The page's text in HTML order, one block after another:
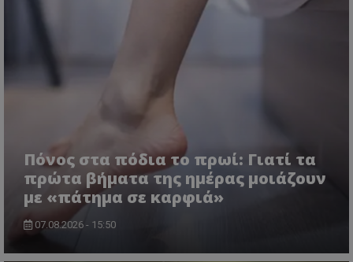
Πόνος στα πόδια το πρωί: Γιατί τα
πρώτα βήματα της ημέρας μοιάζουν
με «πάτημα σε καρφιά»
07.08.2026 - 15:50